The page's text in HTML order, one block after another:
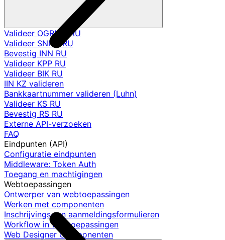
Valideer OGRNIP RU
Valideer SNILS RU
Bevestig INN RU
Valideer KPP RU
Valideer BIK RU
IIN KZ valideren
Bankkaartnummer valideren (Luhn)
Valideer KS RU
Bevestig RS RU
Externe API-verzoeken
FAQ
Eindpunten (API)
Configuratie eindpunten
Middleware: Token Auth
Toegang en machtigingen
Webtoepassingen
Ontwerper van webtoepassingen
Werken met componenten
Inschrijvings- en aanmeldingsformulieren
Workflow in webtoepassingen
Web Designer Componenten